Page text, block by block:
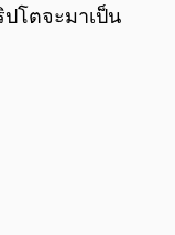
ปโตจะมาเป็น